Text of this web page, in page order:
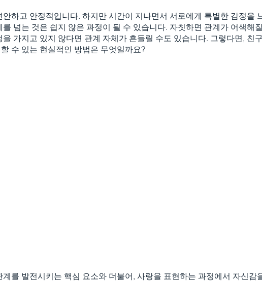
안하고 안정적입니다. 하지만 시간이 지나면서 서로에게 특별한 감정을
를 넘는 것은 쉽지 않은 과정이 될 수 있습니다. 자칫하면 관계가 어색해
을 가지고 있지 않다면 관계 자체가 흔들릴 수도 있습니다. 그렇다면, 친
수 있는 현실적인 방법은 무엇일까요?
계를 발전시키는 핵심 요소와 더불어, 사랑을 표현하는 과정에서 자신감